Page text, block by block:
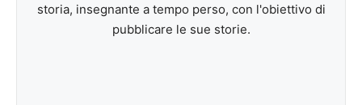
storia, insegnante a tempo perso, con l'obiettivo di
pubblicare le sue storie.